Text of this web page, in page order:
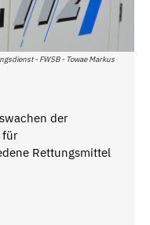
- FWSB - Towae Markus
der
für
Rettungsmittel